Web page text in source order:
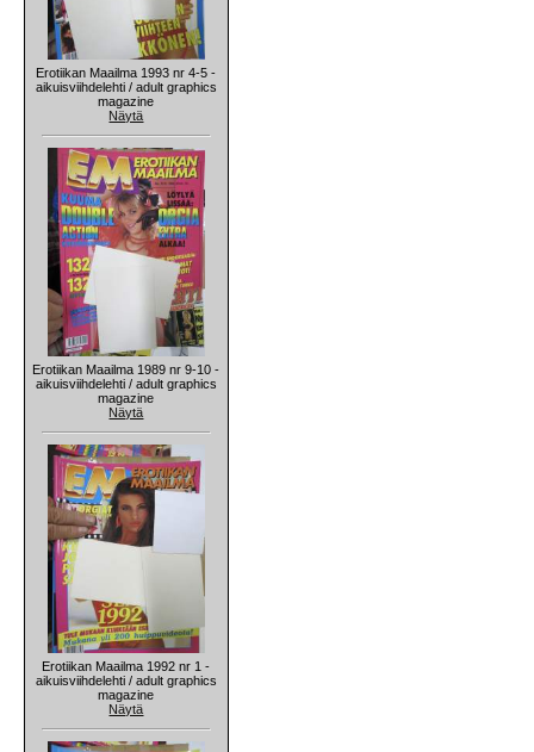
Erotiikan Maailma 1993 nr 4-5 -
aikuisviihdelehti / adult graphics
magazine
Näytä
Erotiikan Maailma 1989 nr 9-10 -
aikuisviihdelehti / adult graphics
magazine
Näytä
Erotiikan Maailma 1992 nr 1 -
aikuisviihdelehti / adult graphics
magazine
Näytä